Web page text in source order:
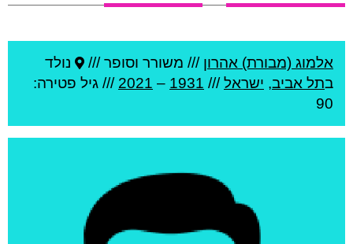
אלמוג (מבורת) אהרון /// משורר וסופר ///
נולד
בתל אביב, ישראל///
1931
–
2021 /// גיל פטירה:
90